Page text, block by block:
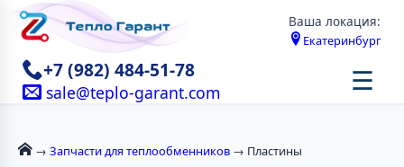
Ваша локация:
Екатеринбург
+7 (982) 484-51-78
sale@teplo-garant.com ☰
→ Запчасти для теплообменников → Пластины